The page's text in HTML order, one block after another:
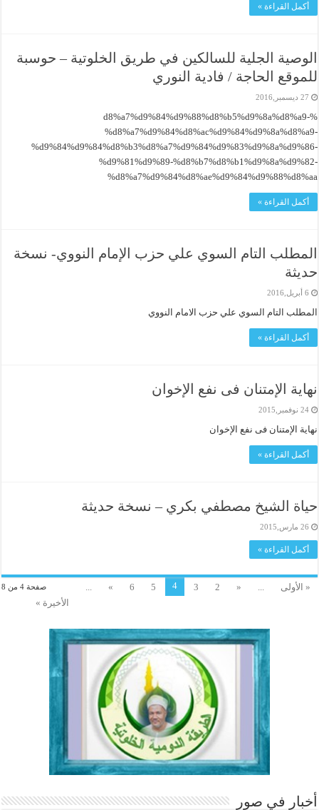
أكمل القراءة »
الوصية الجلية للسالكين في طريق الخلوتية – حوسبة
للموقع الحاجة / فادية النوري
27 ديسمبر,2016
%d8%a7%d9%84%d9%88%d8%b5%d9%8a%d8%a9-
%d8%a7%d9%84%d8%ac%d9%84%d9%8a%d8%a9-
%d9%84%d9%84%d8%b3%d8%a7%d9%84%d9%83%d9%8a%d9%86-
%d9%81%d9%89-%d8%b7%d8%b1%d9%8a%d9%82-
%d8%a7%d9%84%d8%ae%d9%84%d9%88%d8%aa
أكمل القراءة »
المطلب التام السوي علي حزب الإمام النووي- نسخة
حديثة
6 أبريل,2016
المطلب التام السوي علي حزب الامام النووي
أكمل القراءة »
نهاية الإمتنان فى نفع الإخوان
24 نوفمبر,2015
نهاية الإمتنان فى نفع الإخوان
أكمل القراءة »
حياة الشيخ مصطفي بكري – نسخة حديثة
26 مارس,2015
أكمل القراءة »
صفحة 4 من 8 « الأولى «
2
3
4
5
6
»
الأخيرة »
أخبار في صور